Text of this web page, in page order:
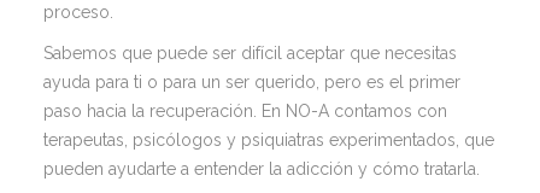
proceso.
Sabemos que puede ser difícil aceptar que necesitas
ayuda para ti o para un ser querido, pero es el primer
paso hacia la recuperación. En NO-A contamos con
terapeutas, psicólogos y psiquiatras experimentados, que
pueden ayudarte a entender la adicción y cómo tratarla.